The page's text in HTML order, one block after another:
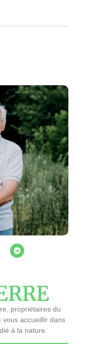
propriétaires du
vous accueillir dans
à la nature.